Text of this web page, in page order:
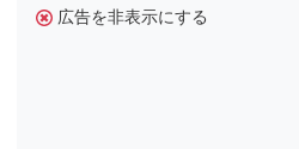
広告を非表示にする